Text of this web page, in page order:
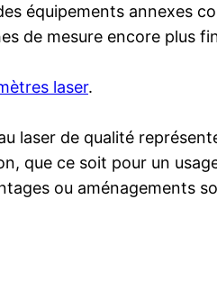
équipements annexes
de mesure encore plus
laser.
laser de qualité
que ce soit pour un
ou aménagements